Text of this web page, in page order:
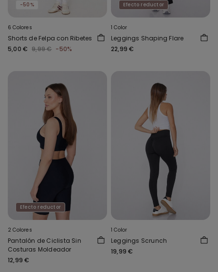
-50%
6 Colores
Shorts de Felpa con Ribetes
5,00 € 9,99 € -50%
Efecto reductor
1 Color
Leggings Shaping Flare
22,99 €
Efecto reductor
2 Colores
Pantalón de Ciclista Sin
Costuras Moldeador
12,99 €
1 Color
Leggings Scrunch
19,99 €